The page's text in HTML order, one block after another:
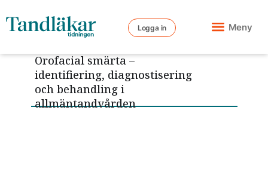
Logga in Meny
Orofacial smärta –
identifiering, diagnostisering
och behandling i
allmäntandvården